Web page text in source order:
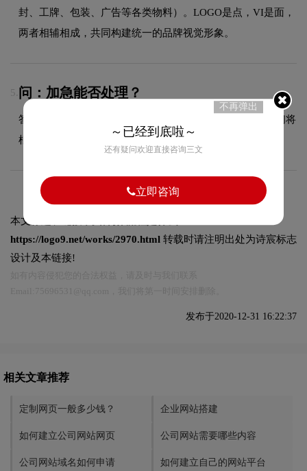
封、工牌、包装、广告等各类物料）。LOGO是点，VI是面，
两者相辅相成，共同构建统一的品牌视觉形象。
5. 问：加急能否处理？
答：可以加急处理，具体加急时间和费用请咨询客服，我们将
根据项目复杂度和您的紧急需求协调安排。
本文标题和链接
https://logo9.net/works/2970.html 转载时请注明出处为诗宸标志
设计及本链接!
发布于2020-12-31 16:22:37
相关文章推荐
定制网页一般多少钱？ 企业网站搭建
如何建立公司网站网页 公司网站需要哪些内容
公司网站域名如何申请 如何建立自己的网站平台
不再弹出
～已经到底啦～
还有疑问欢迎直接咨询三文
立即咨询